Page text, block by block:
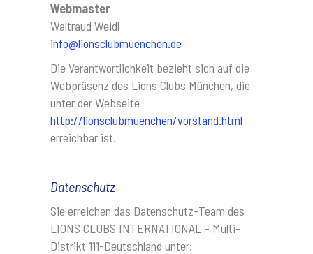
Webmaster
Waltraud Weidl
info@lionsclubmuenchen.de
Die Verantwortlichkeit bezieht sich auf die
Webpräsenz des Lions Clubs München, die
unter der Webseite
http://lionsclubmuenchen/vorstand.html
erreichbar ist.
Datenschutz
Sie erreichen das Datenschutz-Team des
LIONS CLUBS INTERNATIONAL – Multi-
Distrikt 111-Deutschland unter: